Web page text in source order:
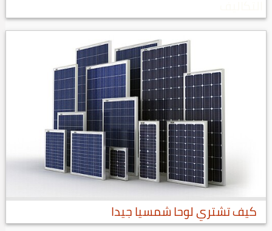
كيف تشتري لوحا شمسيا جيدا